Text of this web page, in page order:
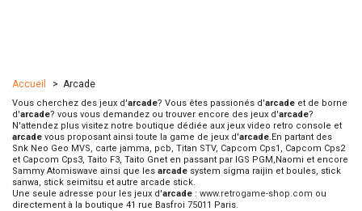
Accueil > Arcade
Vous cherchez des jeux d'arcade? Vous êtes passionés d'arcade et de borne
d'arcade? vous vous demandez ou trouver encore des jeux d'arcade?
N'attendez plus visitez notre boutique dédiée aux jeux video retro console et
arcade vous proposant ainsi toute la game de jeux d'arcade.En partant des
Snk Neo Geo MVS, carte jamma, pcb, Titan STV, Capcom Cps1, Capcom Cps2
et Capcom Cps3, Taito F3, Taito Gnet en passant par IGS PGM,Naomi et encore
Sammy Atomiswave ainsi que les arcade system sigma raijin et boules, stick
sanwa, stick seimitsu et autre arcade stick.
Une seule adresse pour les jeux d'arcade : www.retrogame-shop.com ou
directement à la boutique 41 rue Basfroi 75011 Paris.